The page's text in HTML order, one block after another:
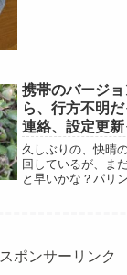
携帯のバージ
ら、行方不明
連絡、設定更
ぁ（＾_＾）・
久しぶりの、快晴
回しているが、ま
と早いかな？パリ
ま...
スポンサーリンク